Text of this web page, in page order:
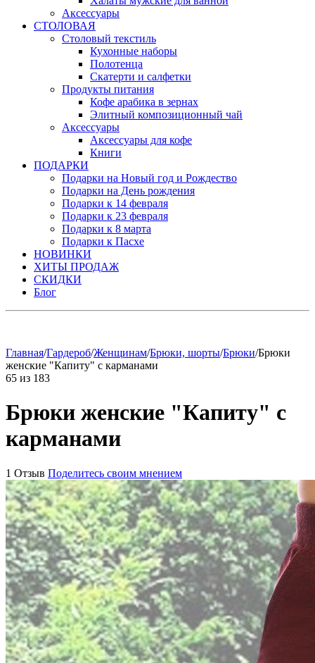
Аксессуары
СТОЛОВАЯ
Столовый текстиль
Кухонные наборы
Полотенца
Скатерти и салфетки
Продукты питания
Кофе арабика в зернах
Элитный композиционный чай
Аксессуары
Аксессуары для кофе
Книги
ПОДАРКИ
Подарки на Новый год и Рождество
Подарки на День рождения
Подарки к 14 февраля
Подарки к 23 февраля
Подарки к 8 марта
Подарки к Пасхе
НОВИНКИ
ХИТЫ ПРОДАЖ
СКИДКИ
Блог
Главная/Гардероб/Женщинам/Брюки, шорты/Брюки/Брюки
женские "Капиту" с карманами
65 из 183
Брюки женские "Капиту" с
карманами
1 Отзыв Поделитесь своим мнением